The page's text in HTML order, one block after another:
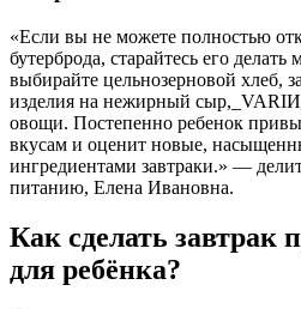
«Если вы не можете полностью
бутерброда, старайтесь его
выбирайте цельнозерновой хлеб,
изделия на нежирный
овощи. Постепенно ребенок
вкусам и оценит новые,
ингредиентами завтраки.» —
питанию, Елена Ивановна.
Как сделать завтрак
для ребёнка?